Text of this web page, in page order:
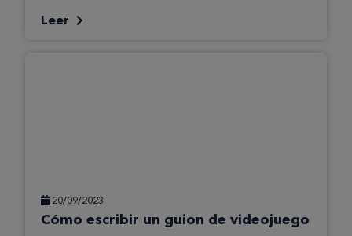
Leer
20/09/2023
Cómo escribir un guion de videojuego